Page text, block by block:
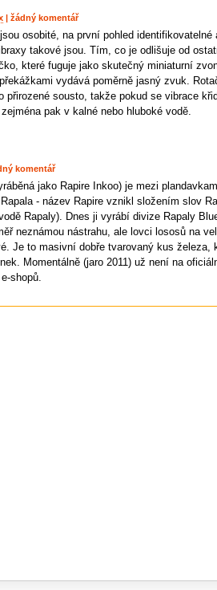
| žádný komentář
osobité, na první pohled identifikovatelné
takové jsou. Tím, co je odlišuje od
které fuguje jako skutečný miniaturní
vydává poměrně jasný zvuk.
sousto, takže pokud se vibrace
pak v kalné nebo hluboké vodě.
komentář
jako Rapire Inkoo) je mezi
- název Rapire vznikl složením slov
Rapaly). Dnes ji vyrábí divize Rapaly
neznámou nástrahu, ale lovci lososů na
Je to masivní dobře tvarovaný kus železa,
Momentálně (jaro 2011) už není na
shopů.